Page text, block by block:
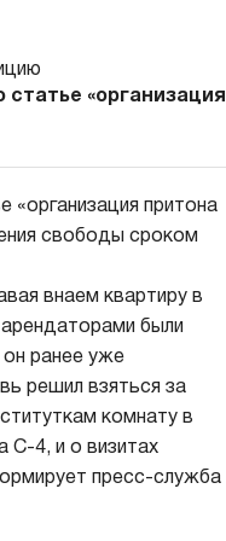
«организация
«организация притона
свободы сроком
внаем квартиру в
были
он ранее уже
решил взяться за
комнату в
С-4, и о визитах
пресс-служба